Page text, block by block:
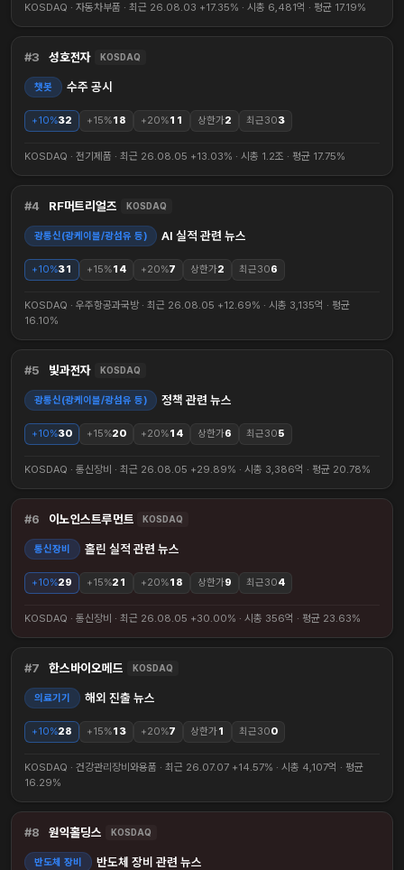
KOSDAQ · 자동차부품 · 최근 26.08.03 +17.35% · 시총 6,481억 · 평균 17.19%
3 성호전자 KOSDAQ
챗봇 수주 공시
+10%32 +15%18 +20%11 상한가2 최근303
KOSDAQ · 전기제품 · 최근 26.08.05 +13.03% · 시총 1.2조 · 평균 17.75%
4 RF머트리얼즈 KOSDAQ
광통신(광케이블/광섬유 등) AI 실적 관련 뉴스
+10%31 +15%14 +20%7 상한가2 최근306
KOSDAQ · 우주항공과국방 · 최근 26.08.05 +12.69% · 시총 3,135억 · 평균
16.10%
5 빛과전자 KOSDAQ
광통신(광케이블/광섬유 등) 정책 관련 뉴스
+10%30 +15%20 +20%14 상한가6 최근305
KOSDAQ · 통신장비 · 최근 26.08.05 +29.89% · 시총 3,386억 · 평균 20.78%
6 이노인스트루먼트 KOSDAQ
통신장비 홀린 실적 관련 뉴스
+10%29 +15%21 +20%18 상한가9 최근304
KOSDAQ · 통신장비 · 최근 26.08.05 +30.00% · 시총 356억 · 평균 23.63%
7 한스바이오메드 KOSDAQ
의료기기 해외 진출 뉴스
+10%28 +15%13 +20%7 상한가1 최근300
KOSDAQ · 건강관리장비와용품 · 최근 26.07.07 +14.57% · 시총 4,107억 · 평균
16.29%
8 원익홀딩스 KOSDAQ
반도체 장비 반도체 장비 관련 뉴스